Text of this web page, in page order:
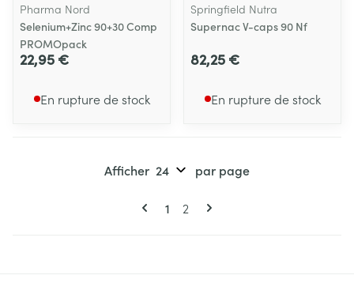
Pharma Nord
Selenium+Zinc 90+30 Comp
PROMOpack
22,95 €
En rupture de stock
Springfield Nutra
Supernac V-caps 90 Nf
82,25 €
En rupture de stock
Pages
Vous lisez actuellement la page
1 Page
2
Afficher par page